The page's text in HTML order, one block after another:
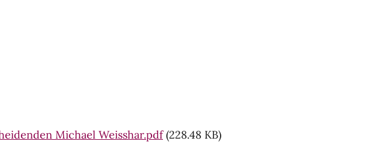
Michael Weisshar.pdf (228.48 KB)